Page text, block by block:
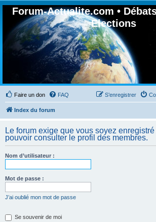
Forum-Actualite.com •
Elections
Faire un don FAQ S’enregistrer
Index du forum
Le forum exige que vous soyez
pouvoir consulter le profil des membres.
Nom d’utilisateur :
Mot de passe :
J’ai oublié mon mot de passe
Se souvenir de moi